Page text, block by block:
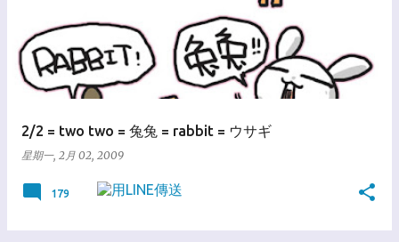
2/2 = two two = 兔兔 = rabbit = ウサギ
星期一, 2月 02, 2009
179